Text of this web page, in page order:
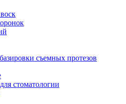
съемных протезов
стоматологии